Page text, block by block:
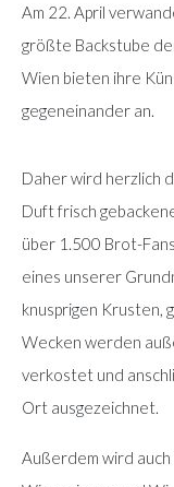
Am 22. April
größte Backstube
Wien bieten ihre
gegeneinander an.
Daher wird herzlich
Duft frisch
über 1.500 Brot-
eines unserer
knusprigen Krusten,
Wecken werden
verkostet und
Ort ausgezeichnet.
Außerdem wird